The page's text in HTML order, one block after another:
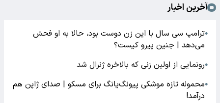
آخرین اخبار
●ترامپ سی سال با این زن دوست بود، حالا به او فحش
می‌دهد | جنین پیرو کیست؟
●رونمایی از اولین زنی که بالاخره ژنرال شد
●محموله تازه موشکی پیونگ‌یانگ برای مسکو | صدای ژاپن هم
درآمد!